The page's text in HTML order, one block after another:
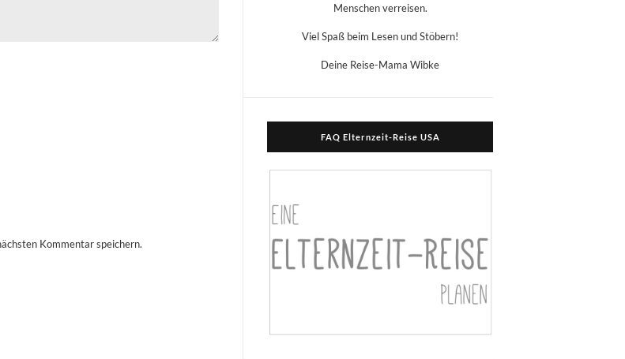
Kommentar speichern.
Menschen verreisen.
Viel Spaß beim Lesen und Stöbern!
Deine Reise-Mama Wibke
FAQ Elternzeit-Reise USA